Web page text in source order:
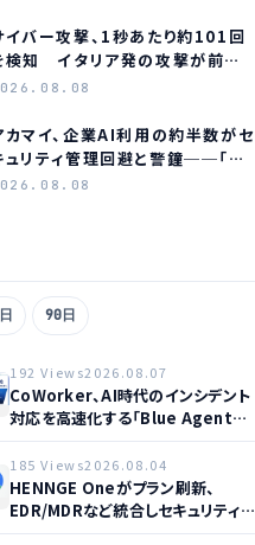
イバー攻撃、1秒あたり約101回
検知 イタリア発の攻撃が前年
期比約75倍に急増
カマイ、企業AI利用の約半数がセ
ュリティ管理回避と警鐘──「シ
ドーAI」が新たな脅威に
90日
192 Views2026.08.07
CoWorker、AI時代のインシデント
対応を高速化する「Blue Agent
CoWork」を提供開始
185 Views2026.08.04
HENNGE Oneがプラン刷新、
EDR/MDRなど統合しセキュリティ
強化へ